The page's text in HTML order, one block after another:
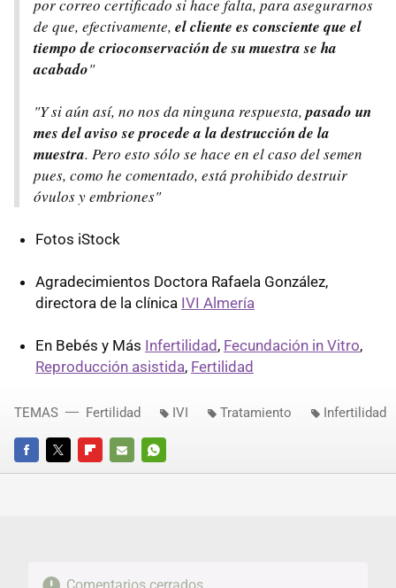
por correo certificado si hace falta, para asegurarnos
de que, efectivamente, el cliente es consciente que el
tiempo de crioconservación de su muestra se ha
acabado"
"Y si aún así, no nos da ninguna respuesta,pasado un
mes del aviso se procede a la destrucción de la
muestra. Pero esto sólo se hace en el caso del semen
pues, como he comentado, está prohibido destruir
óvulos y embriones"
Fotos iStock
Agradecimientos Doctora Rafaela González,
directora de la clínica IVI Almería
En Bebés y Más Infertilidad , Fecundación in Vitro,
Reproducción asistida, Fertilidad
FACEBOOKTWITTERFLIPBOARD
E-
WHATSAPP
TEMAS Fertilidad IVI Tratamiento Infertilidad